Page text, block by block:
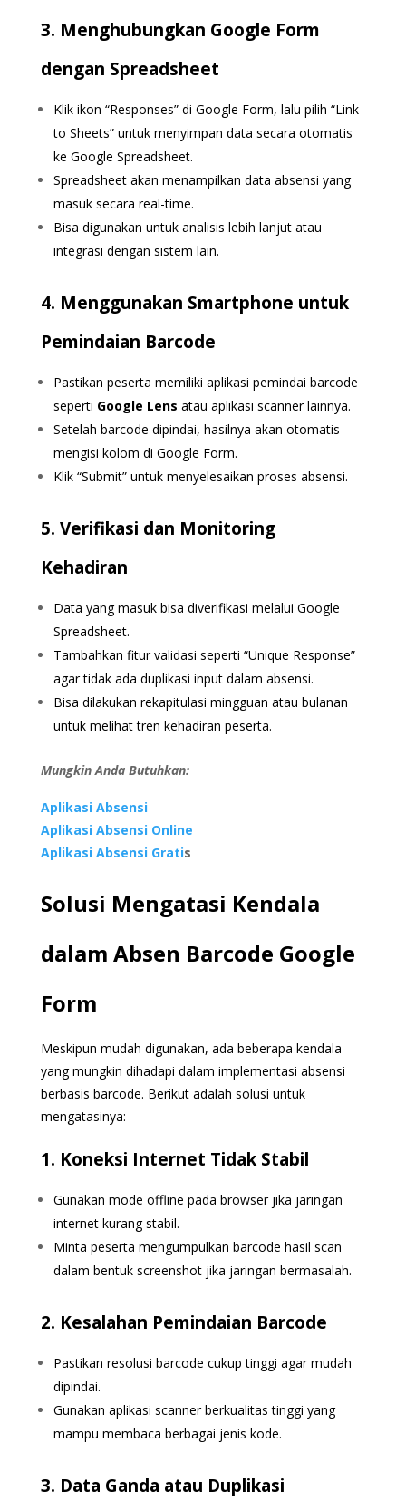
3. Menghubungkan Google Form
dengan Spreadsheet
Klik ikon “Responses” di Google Form, lalu pilih “Link
to Sheets” untuk menyimpan data secara otomatis
ke Google Spreadsheet.
Spreadsheet akan menampilkan data absensi yang
masuk secara real-time.
Bisa digunakan untuk analisis lebih lanjut atau
integrasi dengan sistem lain.
4. Menggunakan Smartphone untuk
Pemindaian Barcode
Pastikan peserta memiliki aplikasi pemindai barcode
seperti Google Lens atau aplikasi scanner lainnya.
Setelah barcode dipindai, hasilnya akan otomatis
mengisi kolom di Google Form.
Klik “Submit” untuk menyelesaikan proses absensi.
5. Verifikasi dan Monitoring
Kehadiran
Data yang masuk bisa diverifikasi melalui Google
Spreadsheet.
Tambahkan fitur validasi seperti “Unique Response”
agar tidak ada duplikasi input dalam absensi.
Bisa dilakukan rekapitulasi mingguan atau bulanan
untuk melihat tren kehadiran peserta.
Mungkin Anda Butuhkan:
Aplikasi Absensi
Aplikasi Absensi Online
Aplikasi Absensi Gratis
Solusi Mengatasi Kendala
dalam Absen Barcode Google
Form
Meskipun mudah digunakan, ada beberapa kendala
yang mungkin dihadapi dalam implementasi absensi
berbasis barcode. Berikut adalah solusi untuk
mengatasinya:
1. Koneksi Internet Tidak Stabil
Gunakan mode offline pada browser jika jaringan
internet kurang stabil.
Minta peserta mengumpulkan barcode hasil scan
dalam bentuk screenshot jika jaringan bermasalah.
2. Kesalahan Pemindaian Barcode
Pastikan resolusi barcode cukup tinggi agar mudah
dipindai.
Gunakan aplikasi scanner berkualitas tinggi yang
mampu membaca berbagai jenis kode.
3. Data Ganda atau Duplikasi